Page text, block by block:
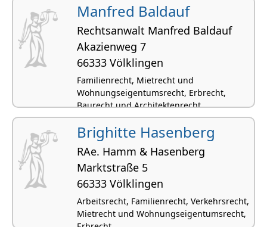
Manfred Baldauf
Rechtsanwalt Manfred Baldauf
Akazienweg 7
66333 Völklingen
Familienrecht, Mietrecht und
Wohnungseigentumsrecht, Erbrecht,
Baurecht und Architektenrecht
Brighitte Hasenberg
RAe. Hamm & Hasenberg
Marktstraße 5
66333 Völklingen
Arbeitsrecht, Familienrecht, Verkehrsrecht,
Mietrecht und Wohnungseigentumsrecht,